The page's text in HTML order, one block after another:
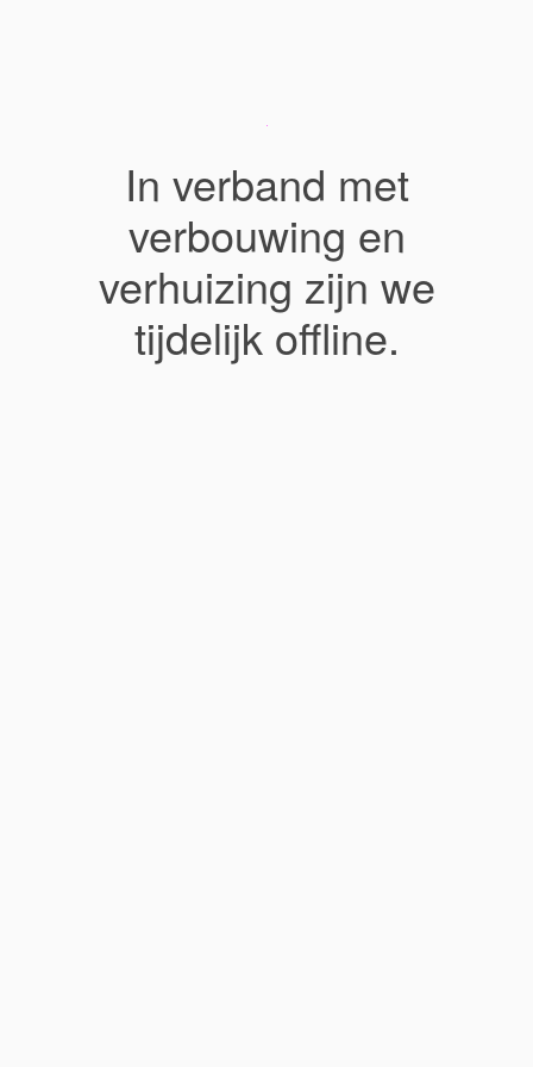
In verband met
verbouwing en
verhuizing zijn we
tijdelijk offline.